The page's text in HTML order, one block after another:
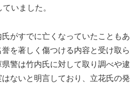
いました。
がすでに亡くなっていたこともあ
を著しく傷つける内容と受け取ら
警は竹内氏に対して取り調べや逮
ないと明言しており、立花氏の発